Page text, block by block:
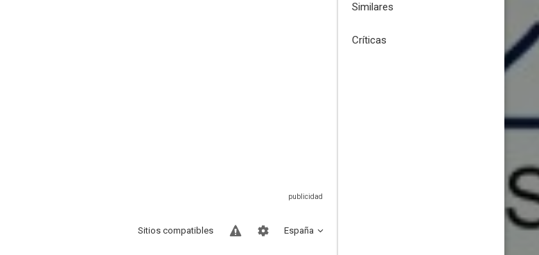
España
Sitios compatibles
Similares
Críticas